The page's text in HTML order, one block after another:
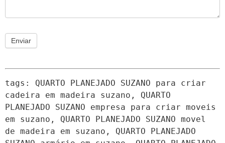
Enviar
tags: QUARTO PLANEJADO SUZANO para criar
cadeira em madeira suzano, QUARTO
PLANEJADO SUZANO empresa para criar moveis
em suzano, QUARTO PLANEJADO SUZANO movel
de madeira em suzano, QUARTO PLANEJADO